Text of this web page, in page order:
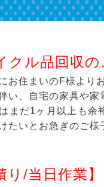
クル品回収の
お住まいのF様より
い、自宅の家具や家
まだ1ヶ月以上も余
たいとお急ぎのご様
り/当日作業】